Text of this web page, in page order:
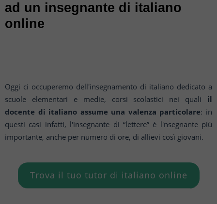
ad un insegnante di italiano
online
Oggi ci occuperemo dell'insegnamento di italiano dedicato a
scuole elementari e medie, corsi scolastici nei quali il
docente di italiano assume una valenza particolare: in
questi casi infatti, l'insegnante di “lettere” è l'nsegnante più
importante, anche per numero di ore, di allievi così giovani.
Trova il tuo tutor di italiano online